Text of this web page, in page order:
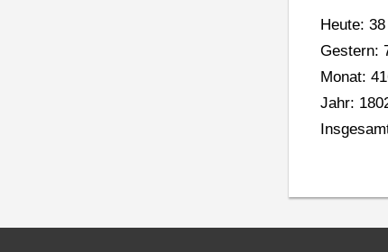
Heute: 38
Gestern:
Monat:
Jahr: